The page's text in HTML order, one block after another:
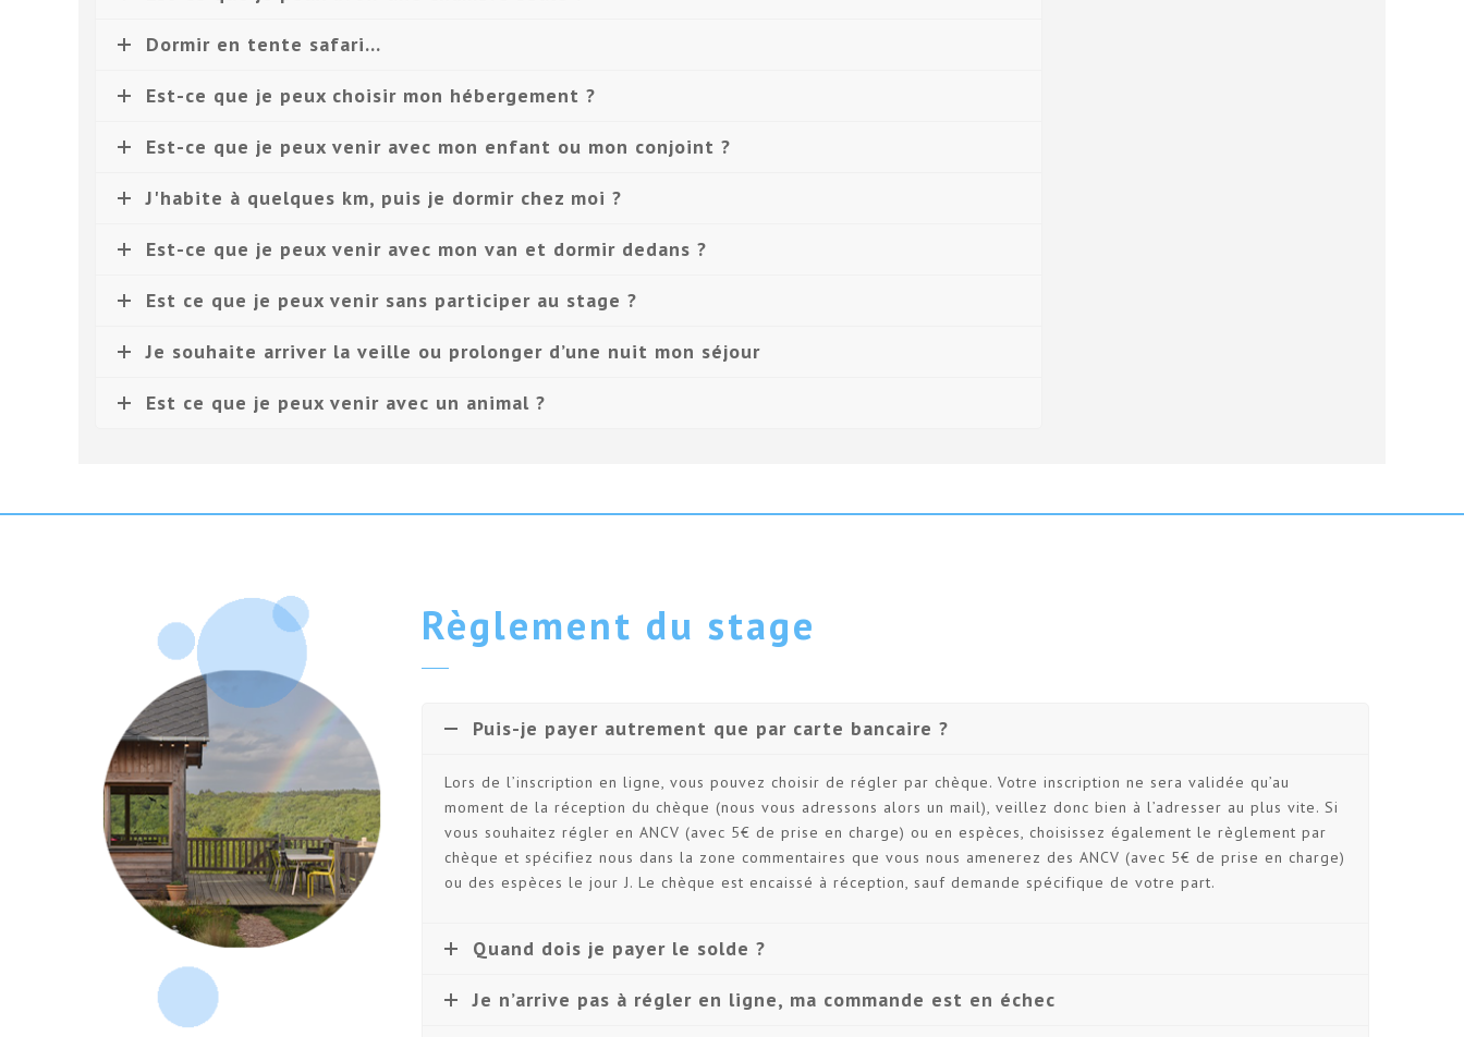
Dormir en tente safari...
Est-ce que je peux choisir mon hébergement ?
Est-ce que je peux venir avec mon enfant ou mon conjoint ?
J'habite à quelques km, puis je dormir chez moi ?
Est-ce que je peux venir avec mon van et dormir dedans ?
Est ce que je peux venir sans participer au stage ?
Je souhaite arriver la veille ou prolonger d’une nuit mon séjour
Est ce que je peux venir avec un animal ?
Règlement du stage
Puis-je payer autrement que par carte bancaire ?
Lors de l’inscription en ligne, vous pouvez choisir de régler par chèque. Votre inscription ne sera validée qu’au
moment de la réception du chèque (nous vous adressons alors un mail), veillez donc bien à l’adresser au plus vite. Si
vous souhaitez régler en ANCV (avec 5€ de prise en charge) ou en espèces, choisissez également le règlement par
chèque et spécifiez nous dans la zone commentaires que vous nous amenerez des ANCV (avec 5€ de prise en charge)
ou des espèces le jour J. Le chèque est encaissé à réception, sauf demande spécifique de votre part.
Quand dois je payer le solde ?
Je n’arrive pas à régler en ligne, ma commande est en échec